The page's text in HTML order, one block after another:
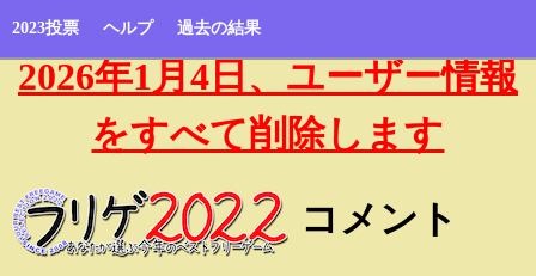
2023投票 ヘルプ 過去の結果
2026年1月4日、ユーザー情報
をすべて削除します
コメント